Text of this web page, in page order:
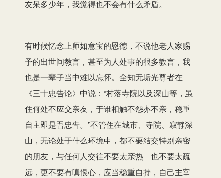
友呆多少年，我觉得也不会有什么矛盾。
有时候忆念上师如意宝的恩德，不说他老人家赐
予的出世间教言，甚至为人处事的很多教言，我
也是一辈子当中难以忘怀。全知无垢光尊者在
《三十忠告论》中说：“村落寺院以及深山等，虽
住何处不应交亲友，于谁相触不怨亦不亲，稳重
自主即是吾忠告。”不管住在城市、寺院、寂静深
山，无论处于什么环境中，都不要结交特别亲密
的朋友，与任何人交往不要太亲热，也不要太疏
远，更不要有嗔恨心，应当稳重自持，自己主宰